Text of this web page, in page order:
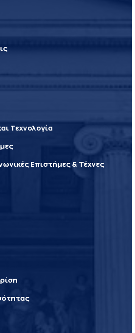
Τεχνολογία
Επιστήμες & Τέχνες